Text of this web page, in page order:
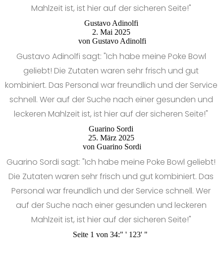
Mahlzeit ist, ist hier auf der sicheren Seite!"
Gustavo Adinolfi
2. Mai 2025
von Gustavo Adinolfi
Gustavo Adinolfi sagt: "Ich habe meine Poke Bowl
geliebt! Die Zutaten waren sehr frisch und gut
kombiniert. Das Personal war freundlich und der Service
schnell. Wer auf der Suche nach einer gesunden und
leckeren Mahlzeit ist, ist hier auf der sicheren Seite!"
Guarino Sordi
25. März 2025
von Guarino Sordi
Guarino Sordi sagt: "Ich habe meine Poke Bowl geliebt!
Die Zutaten waren sehr frisch und gut kombiniert. Das
Personal war freundlich und der Service schnell. Wer
auf der Suche nach einer gesunden und leckeren
Mahlzeit ist, ist hier auf der sicheren Seite!"
Seite 1 von 34:" ' 1 23' "